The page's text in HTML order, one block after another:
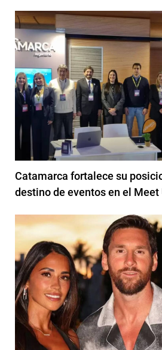
Catamarca fortalece su
destino de eventos en el Meet